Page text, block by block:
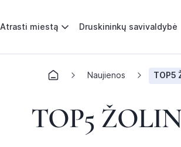
Atrasti miestą Druskininkų savivaldybė
Naujienos TOP5
TOP5